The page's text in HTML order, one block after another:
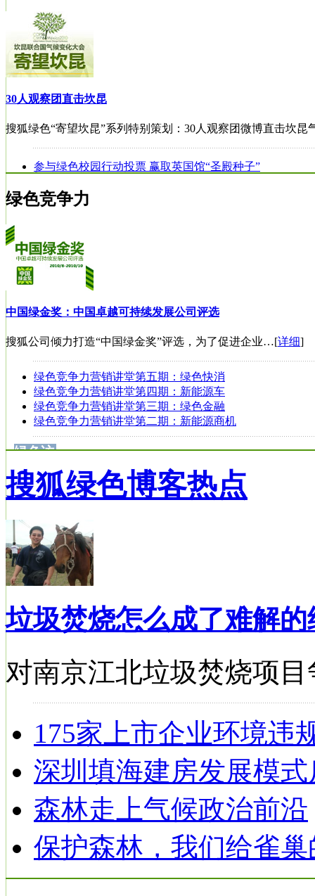
30人观察团直击坎昆
搜狐绿色“寄望坎昆”系列特别策划：30人观察团微博直击坎
参与绿色校园行动投票 赢取英国馆“圣殿种子”
天津气候变化谈判：10个问题从天津到坎昆
2010年气候变化全球媒体论坛
绿色竞争力
中国绿金奖：中国卓越可持续发展公司评选
搜狐公司倾力打造“中国绿金奖”评选，为了促进企业…[详细]
绿色竞争力营销讲堂第五期：绿色快消
绿色竞争力营销讲堂第四期：新能源车
绿色竞争力营销讲堂第三期：绿色金融
绿色竞争力营销讲堂第二期：新能源商机
绿色访
高从堦：治理污染首先应从源头开始控制
英科学家否认“气候门”有损IPCC研究严谨性
搜狐绿色博客热点
垃圾焚烧怎么成了难解的
对南京江北垃圾焚烧项
175家上市企业环境违
深圳填海建房发展模式
森林走上气候政治前沿
保护森林，我们给雀